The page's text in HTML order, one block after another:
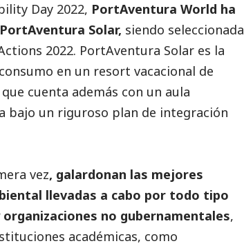
Day 2022, PortAventura World ha
Solar, siendo seleccionada
2022. PortAventura Solar es la
en un resort vacacional de
cuenta además con un aula
bajo un riguroso plan de integración
vez, galardonan las mejores
llevadas a cabo por todo tipo
no gubernamentales,
académicas, como